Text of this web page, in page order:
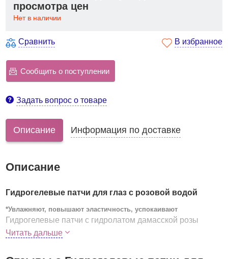
просмотра цен
Нет в наличии
Сравнить В избранное
Сообщить о поступлении
Задать вопрос о товаре
Описание Информация по доставке
Описание
Гидрогелевые патчи для глаз с розовой водой
*Увлажняют, повышают эластичность, успокаивают
Гидрогелевые патчи с гидролатом дамасской розы
предназначены для ухода за кожей под глазами.
Читать дальше